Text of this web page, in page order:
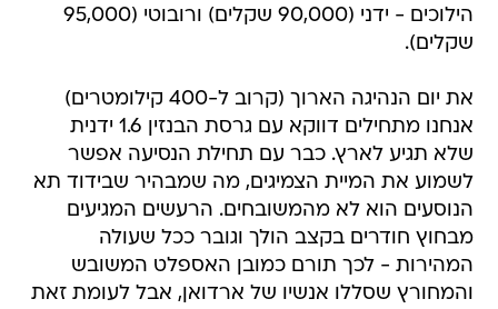
הילוכים - ידני (90,000 שקלים) ורובוטי (95,000
שקלים).
את יום הנהיגה הארוך (קרוב ל-400 קילומטרים)
אנחנו מתחילים דווקא עם גרסת הבנזין 1.6 ידנית
שלא תגיע לארץ. כבר עם תחילת הנסיעה אפשר
לשמוע את המיית הצמיגים, מה שמבהיר שבידוד תא
הנוסעים הוא לא מהמשובחים. הרעשים המגיעים
מבחוץ חודרים בקצב הולך וגובר ככל שעולה
המהירות - לכך תורם כמובן האספלט המשובש
והמחורץ שסללו אנשיו של ארדואן, אבל לעומת זאת